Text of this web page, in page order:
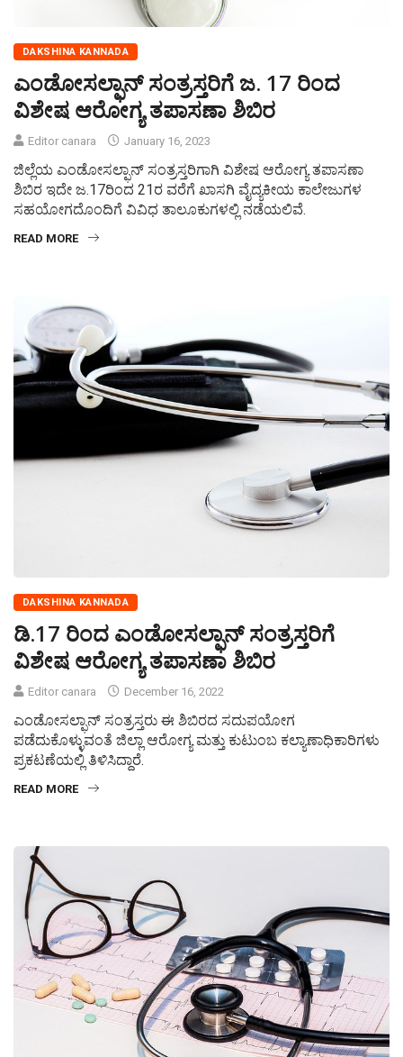
DAKSHINA KANNADA
ಎಂಡೋಸಲ್ಫಾನ್ ಸಂತ್ರಸ್ತರಿಗೆ ಜ. 17 ರಿಂದ
ವಿಶೇಷ ಆರೋಗ್ಯ ತಪಾಸಣಾ ಶಿಬಿರ
Editor canara January 16, 2023
ಜಿಲ್ಲೆಯ ಎಂಡೋಸಲ್ಫಾನ್ ಸಂತ್ರಸ್ತರಿಗಾಗಿ ವಿಶೇಷ ಆರೋಗ್ಯ ತಪಾಸಣಾ
ಶಿಬಿರ ಇದೇ ಜ.17ರಿಂದ 21ರ ವರೆಗೆ ಖಾಸಗಿ ವೈದ್ಯಕೀಯ ಕಾಲೇಜುಗಳ
ಸಹಯೋಗದೊಂದಿಗೆ ವಿವಿಧ ತಾಲೂಕುಗಳಲ್ಲಿ ನಡೆಯಲಿವೆ.
READ MORE
DAKSHINA KANNADA
ಡಿ.17 ರಿಂದ ಎಂಡೋಸಲ್ಫಾನ್ ಸಂತ್ರಸ್ತರಿಗೆ
ವಿಶೇಷ ಆರೋಗ್ಯ ತಪಾಸಣಾ ಶಿಬಿರ
Editor canara December 16, 2022
ಎಂಡೋಸಲ್ಫಾನ್ ಸಂತ್ರಸ್ತರು ಈ ಶಿಬಿರದ ಸದುಪಯೋಗ
ಪಡೆದುಕೊಳ್ಳುವಂತೆ ಜಿಲ್ಲಾ ಆರೋಗ್ಯ ಮತ್ತು ಕುಟುಂಬ ಕಲ್ಯಾಣಾಧಿಕಾರಿಗಳು
ಪ್ರಕಟಣೆಯಲ್ಲಿ ತಿಳಿಸಿದ್ದಾರೆ.
READ MORE